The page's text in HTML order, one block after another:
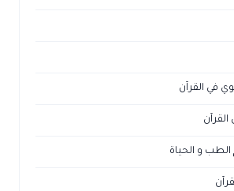
في القرآن
القرآن
الطب و الحياة